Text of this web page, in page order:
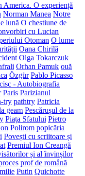
O experiență
Norman Manea Notre
lună O chestiune de
cu Lucian
Otoman O lume
Oana Chirilă
Olga Tokarczuk
Orhan Pamuk ouă
Özgür Pablo Picasso
- Autobiografia
Paris Parizianul
try pathtry Patricia
geam Pescărușul de la
Piața Sfatului Pietro
Polirom popicăria
Povești cu scriitoare și
Premiul Ion Creangă
și al învinșilor
prof de română
Putin Quichotte